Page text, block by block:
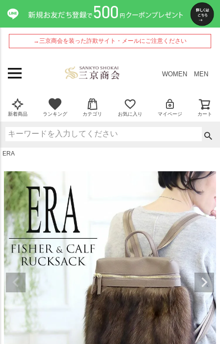
→三京商会を装った詐欺サイト・メールにご注意ください
WOMEN MEN
新着商品 ランキング カテゴリ お気に入り マイページ カート
ERA
ペー
ジト
ップ
へ